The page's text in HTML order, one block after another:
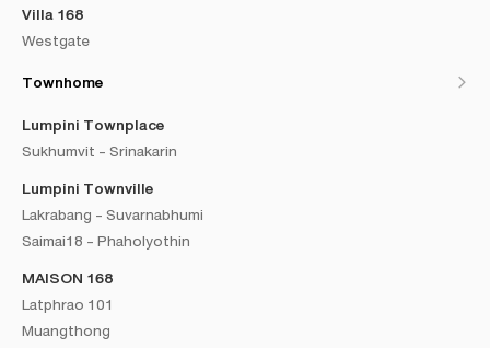
Villa 168
Westgate
Townhome
Lumpini Townplace
Sukhumvit - Srinakarin
Lumpini Townville
Lakrabang - Suvarnabhumi
Saimai18 - Phaholyothin
MAISON 168
Latphrao 101
Muangthong